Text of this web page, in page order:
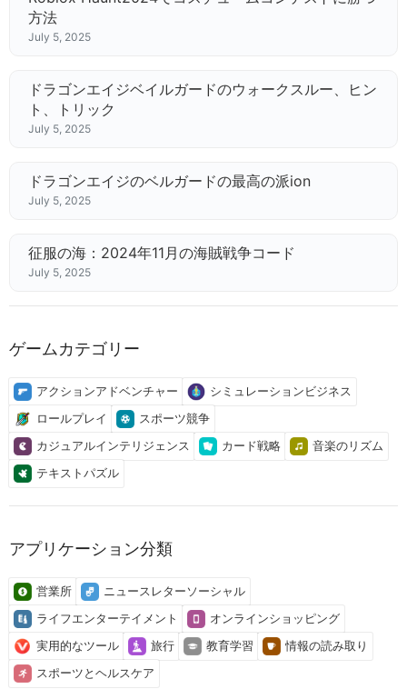
方法
July 5, 2025
ドラゴンエイジベイルガードのウォークスルー、ヒン
ト、トリック
July 5, 2025
ドラゴンエイジのベルガードの最高の派ion
July 5, 2025
征服の海：2024年11月の海賊戦争コード
July 5, 2025
ゲームカテゴリー
アクションアドベンチャー
シミュレーションビジネス
ロールプレイ
スポーツ競争
カジュアルインテリジェンス
カード戦略
音楽のリズム
テキストパズル
アプリケーション分類
営業所
ニュースレターソーシャル
ライフエンターテイメント
オンラインショッピング
実用的なツール
旅行 教育学習
情報の読み取り
スポーツとヘルスケア